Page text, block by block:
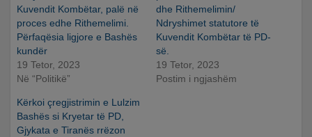
Kuvendit Kombëtar, palë në
proces edhe Rithemelimi.
Përfaqësia ligjore e Bashës
kundër
19 Tetor, 2023
Në “Politikë”
dhe Rithemelimin/
Ndryshimet statutore të
Kuvendit Kombëtar të PD-
së.
19 Tetor, 2023
Postim i ngjashëm
Kërkoi çregjistrimin e Lulzim
Bashës si Kryetar të PD,
Gjykata e Tiranës rrëzon